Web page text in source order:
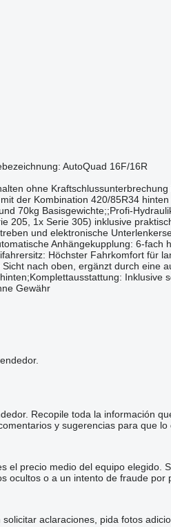
AutoQuad 16F/16R
ohne
der Kombination 420/85R34
70kg Basisgewichte;;Profi-
205, 1x Serie 305) inklusive
und elektronische
Anhängekupplung: 6-fach
Höchster Fahrkomfort für
nach oben, ergänzt durch eine
Gewähr
Recopile toda la información
y sugerencias para que lo
precio medio del equipo
ocultos o a un intento de fraude por
aclaraciones, pida fotos